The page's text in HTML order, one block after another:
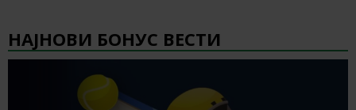
НАЈНОВИ БОНУС ВЕСТИ